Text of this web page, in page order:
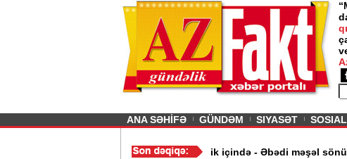
Previous
ANA SƏHİFƏ GÜNDƏM SIYASƏT SOSIAL
Gəncə şəhərində 20 Yanvar abidəsi zibillik içində -